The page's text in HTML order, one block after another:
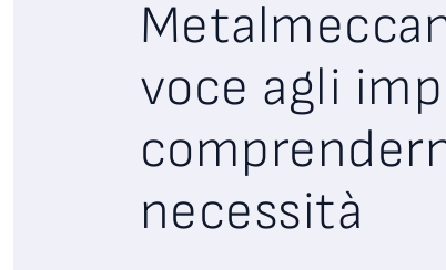
voce agli
necessità